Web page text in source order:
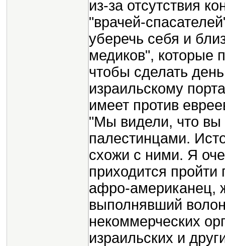
из-за отсутствия
"врачей-
уберечь себя и
медиков", которые
чтобы сделать
израильскому
имеет против
"Мы видели, что
палестинцами.
схожи с ними. Я
приходится
афро-американец,
выполнявший
некоммерческих
израильских и